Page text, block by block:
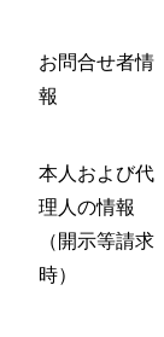
お問合せ者情
報
本人および代
理人の情報
（開示等請求
時）